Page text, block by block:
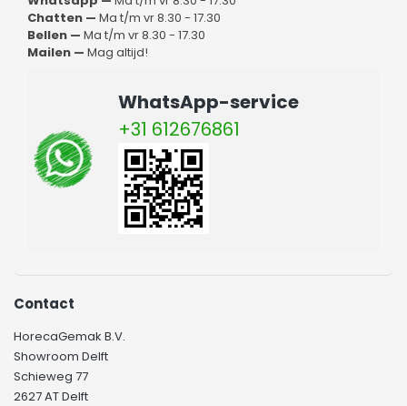
Chatten — Ma t/m vr 8.30 - 17.30
Bellen — Ma t/m vr 8.30 - 17.30
Mailen — Mag altijd!
WhatsApp-service
+31 612676861
Contact
HorecaGemak B.V.
Showroom Delft
Schieweg 77
2627 AT Delft